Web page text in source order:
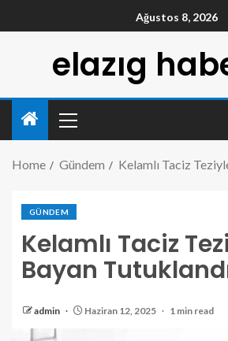
Ağustos 8, 2026
elazıg
Home Gündem Kelamlı Taciz
GÜNDEM
Kelamlı Taciz
Bayan
admin Haziran 12, 2025 1 min read